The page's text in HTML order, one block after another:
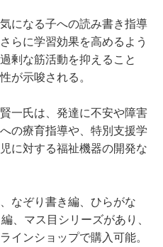
になる子への読み書き指導
らに学習効果を高めるよう
剰な筋活動を抑えること
が示唆される。
一氏は、発達に不安や障害
の療育指導や、特別支援学
に対する福祉機器の開発な
なぞり書き編、ひらがな
、マス目シリーズがあり、
インショップで購入可能。